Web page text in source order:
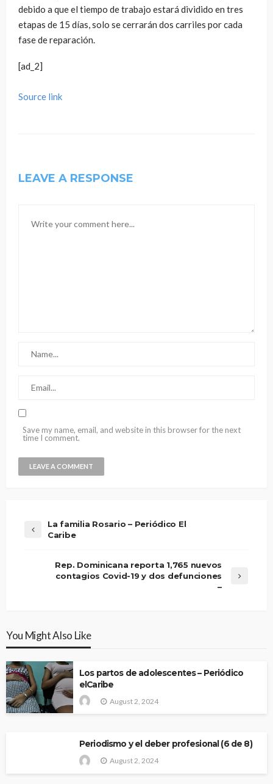
debido a que el tiempo de trabajo estará dividido en tres
etapas de 15 días, solo se cerrarán dos carriles por cada
fase de reparación.
[ad_2]
Source link
LEAVE A RESPONSE
Save my name, email, and website in this browser for the next
time I comment.
La familia Rosario – Periódico El
Caribe
Rep. Dominicana reporta 1,765 nuevos
contagios Covid-19 y dos defunciones
–
You Might Also Like
Los partos de adolescentes – Periódico
elCaribe
August 2, 2024
Periodismo y el deber profesional (6 de 8)
August 2, 2024